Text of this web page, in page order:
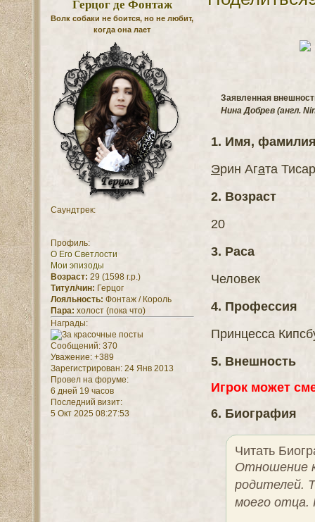
Герцог де Фонтаж
Волк собаки не боится, но не любит,
когда она лает
Саундтрек:
Профиль:
О Его Светлости
Мои эпизоды
Возраст: 29 (1598 г.р.)
Титул/чин: Герцог
Лояльность: Фонтаж / Король
Пара: холост (пока что)
Награды:
Сообщений:370
Уважение: +389
Зарегистрирован: 24 Янв 2013
Провел на форуме:
6 дней 19 часов
Последний визит:
5 Окт 2025 08:27:53
Заявленная
Нина Добрев (англ.
1. Имя,
Эрин Агата
2. Возраст
20
3. Раса
Человек
4. Профессия
Принцесса
5. Внешность
Игрок может
6. Биография
Читать
Отношение
родителей.
моего отца.